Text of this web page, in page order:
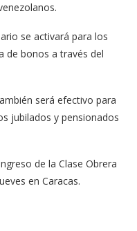
se activará para los
de bonos a través del
será efectivo para
jubilados y pensionados
de la Clase Obrera
en Caracas.